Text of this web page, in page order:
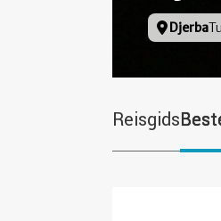
Locatie
Djerba
Reisgids